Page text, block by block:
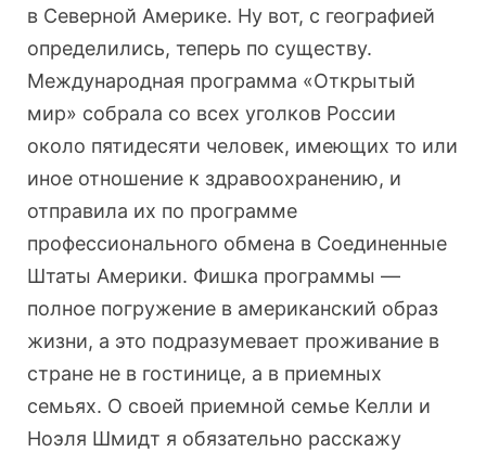
в Северной Америке. Ну вот, с географией
определились, теперь по существу.
Международная программа «Открытый
мир» собрала со всех уголков России
около пятидесяти человек, имеющих то или
иное отношение к здравоохранению, и
отправила их по программе
профессионального обмена в Соединенные
Штаты Америки. Фишка программы —
полное погружение в американский образ
жизни, а это подразумевает проживание в
стране не в гостинице, а в приемных
семьях. О своей приемной семье Келли и
Ноэля Шмидт я обязательно расскажу